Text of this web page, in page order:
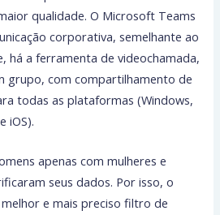
qualidade. O Microsoft Teams
corporativa, semelhante ao
há a ferramenta de videochamada,
grupo, com compartilhamento de
todas as plataformas (Windows,
iOS).
apenas com mulheres e
seus dados. Por isso, o
e mais preciso filtro de